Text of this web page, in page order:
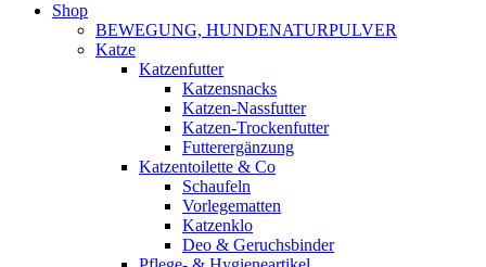
Shop
BEWEGUNG, HUNDENATURPULVER
Katze
Katzenfutter
Katzensnacks
Katzen-Nassfutter
Katzen-Trockenfutter
Futterergänzung
Katzentoilette & Co
Schaufeln
Vorlegematten
Katzenklo
Deo & Geruchsbinder